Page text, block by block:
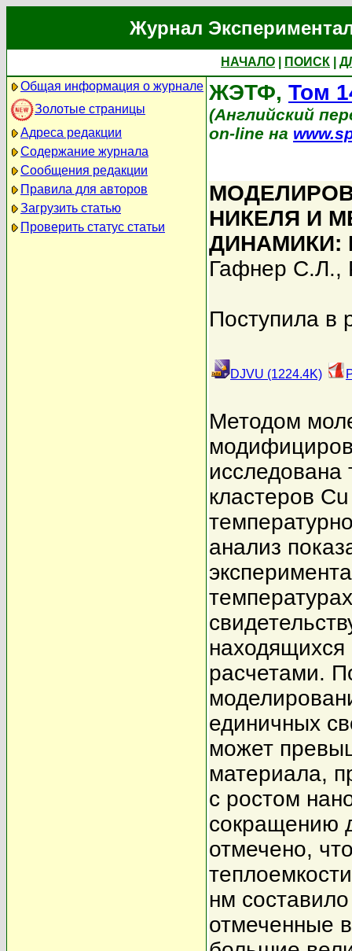
Журнал
НАЧАЛО ПОИСК
Общая информация о журнале
Золотые страницы
Адреса редакции
Содержание журнала
Сообщения редакции
Правила для авторов
Загрузить статью
Проверить статус статьи
ЖЭТФ, Том
(Английский
on-line на
НИКЕЛЯ И
ДИНАМИКИ:
Гафнер С.Л.,
Поступила в
DJVU (1224.4K)
Методом
кластеров
анализ
находящихся
расчетами.
единичных
может
материала,
с ростом
сокращению
отмечено,
нм
отмеченные